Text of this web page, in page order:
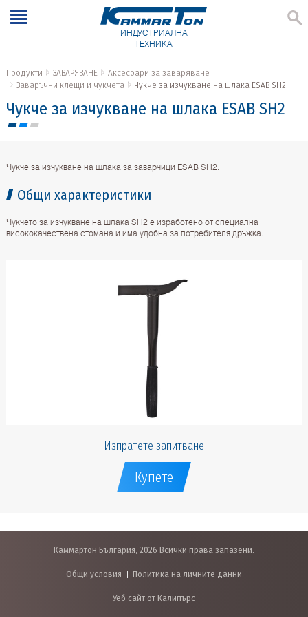
ИНДУСТРИАЛНА
ТЕХНИКА
Продукти ЗАВАРЯВАНЕ
Аксесоари за заваряване
Заваръчни клещи и чукчета
Чукче за изчукване на шлака ESAB SH2
Чукче за изчукване на шлака ESAB SH2
Чукче за изчукване на шлака за заварчици ESAB SH2.
Общи характеристики
Чукчето за изчукване на шлака SH2 е изработено от специална
висококачествена стомана и има удобна за потребителя дръжка.
Изпратете запитване
Купете
Каммартон България, 2026 Всички права запазени.
Общи условия Политика на личните данни
Уеб сайт от Калипърс